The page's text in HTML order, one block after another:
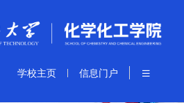
学校主页 信息门户